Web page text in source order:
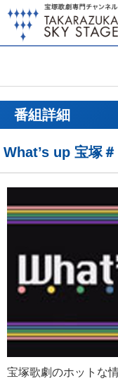
番組詳細
What’s up 宝塚
宝塚歌劇のホットな